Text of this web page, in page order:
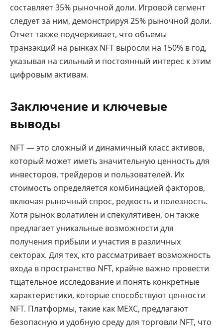
составляет 35% рыночной доли. Игровой сегмент
следует за ним, демонстрируя 25% рыночной доли.
Отчет также подчеркивает, что объемы
транзакций на рынках NFT выросли на 150% в год,
указывая на сильный и постоянный интерес к этим
цифровым активам.
Заключение и ключевые
выводы
NFT — это сложный и динамичный класс активов,
который может иметь значительную ценность для
инвесторов, трейдеров и пользователей. Их
стоимость определяется комбинацией факторов,
включая рыночный спрос, редкость и полезность.
Хотя рынок волатилен и спекулятивен, он также
предлагает уникальные возможности для
получения прибыли и участия в различных
секторах. Для тех, кто рассматривает возможность
входа в пространство NFT, крайне важно провести
тщательное исследование и понять конкретные
характеристики, которые способствуют ценности
NFT. Платформы, такие как MEXC, предлагают
безопасную и удобную среду для торговли NFT, что